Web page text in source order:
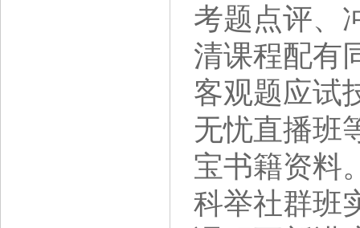
考题点评、
清课程配有
客观题应试
无忧直播班
宝书籍资料
科举社群班